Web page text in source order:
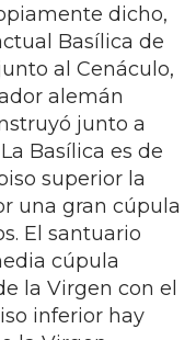
dicho,
Basílica de
al Cenáculo,
alemán
junto a
Basílica es de
superior la
una gran cúpula
El santuario
cúpula
la Virgen con el
inferior hay